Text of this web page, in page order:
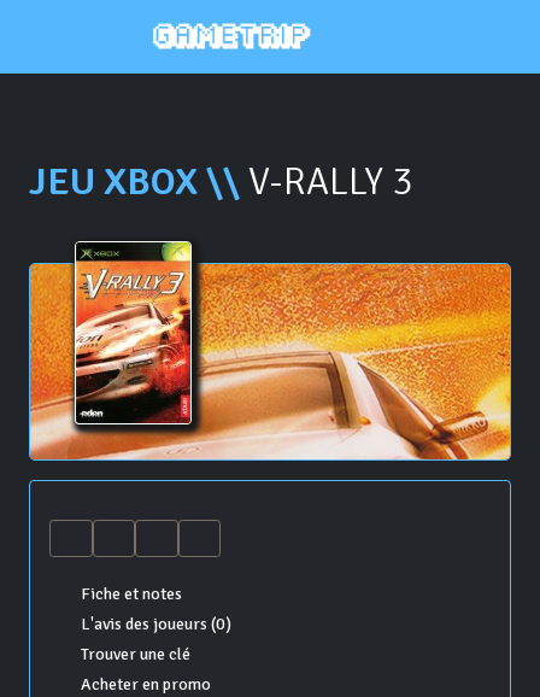
JEU XBOX \\ V-RALLY 3
Fiche et notes
L'avis des joueurs (0)
Trouver une clé
Acheter en promo